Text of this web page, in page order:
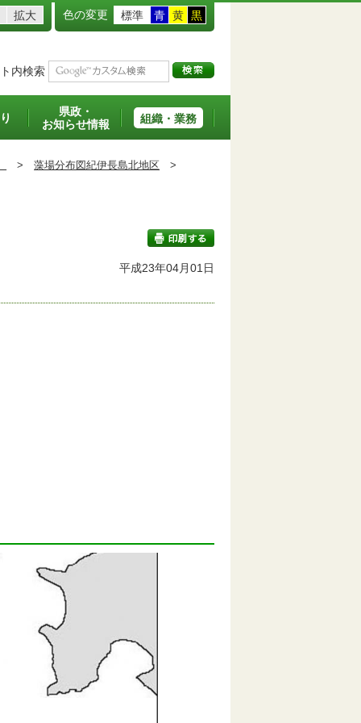
拡大 色の変更 標準 青 黄 黒
内検索
県政・
お知らせ情報
組織・業務
> 藻場分布図紀伊長島北地区 >
印刷する
平成23年04月01日